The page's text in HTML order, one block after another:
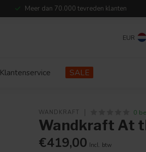
Meer dan 70.000 tevreden klanten
EUR
Klantenservice SALE
WANDKRAFT 0
Wandkraft At
€419,00 Incl. btw